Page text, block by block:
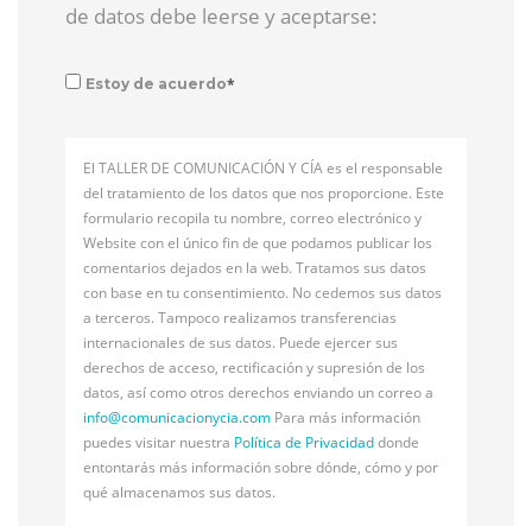
de datos debe leerse y aceptarse:
Estoy de acuerdo*
El TALLER DE COMUNICACIÓN Y CÍA es el responsable
del tratamiento de los datos que nos proporcione. Este
formulario recopila tu nombre, correo electrónico y
Website con el único fin de que podamos publicar los
comentarios dejados en la web. Tratamos sus datos
con base en tu consentimiento. No cedemos sus datos
a terceros. Tampoco realizamos transferencias
internacionales de sus datos. Puede ejercer sus
derechos de acceso, rectificación y supresión de los
datos, así como otros derechos enviando un correo a
info@comunicacionycia.com Para más información
puedes visitar nuestra Política de Privacidaddonde
entontarás más información sobre dónde, cómo y por
qué almacenamos sus datos.